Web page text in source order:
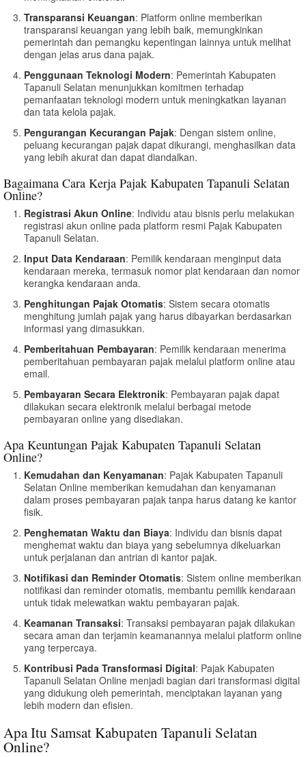
Transparansi Keuangan: Platform online memberikan
transparansi keuangan yang lebih baik, memungkinkan
pemerintah dan pemangku kepentingan lainnya untuk melihat
dengan jelas arus dana pajak.
Penggunaan Teknologi Modern: Pemerintah Kabupaten
Tapanuli Selatan menunjukkan komitmen terhadap
pemanfaatan teknologi modern untuk meningkatkan layanan
dan tata kelola pajak.
Pengurangan Kecurangan Pajak: Dengan sistem online,
peluang kecurangan pajak dapat dikurangi, menghasilkan data
yang lebih akurat dan dapat diandalkan.
Bagaimana Cara Kerja Pajak Kabupaten Tapanuli Selatan
Online?
Registrasi Akun Online: Individu atau bisnis perlu melakukan
registrasi akun online pada platform resmi Pajak Kabupaten
Tapanuli Selatan.
Input Data Kendaraan: Pemilik kendaraan menginput data
kendaraan mereka, termasuk nomor plat kendaraan dan nomor
kerangka kendaraan anda.
Penghitungan Pajak Otomatis: Sistem secara otomatis
menghitung jumlah pajak yang harus dibayarkan berdasarkan
informasi yang dimasukkan.
Pemberitahuan Pembayaran: Pemilik kendaraan menerima
pemberitahuan pembayaran pajak melalui platform online atau
email.
Pembayaran Secara Elektronik: Pembayaran pajak dapat
dilakukan secara elektronik melalui berbagai metode
pembayaran online yang disediakan.
Apa Keuntungan Pajak Kabupaten Tapanuli Selatan
Online?
Kemudahan dan Kenyamanan: Pajak Kabupaten Tapanuli
Selatan Online memberikan kemudahan dan kenyamanan
dalam proses pembayaran pajak tanpa harus datang ke kantor
fisik.
Penghematan Waktu dan Biaya: Individu dan bisnis dapat
menghemat waktu dan biaya yang sebelumnya dikeluarkan
untuk perjalanan dan antrian di kantor pajak.
Notifikasi dan Reminder Otomatis: Sistem online memberikan
notifikasi dan reminder otomatis, membantu pemilik kendaraan
untuk tidak melewatkan waktu pembayaran pajak.
Keamanan Transaksi: Transaksi pembayaran pajak dilakukan
secara aman dan terjamin keamanannya melalui platform online
yang terpercaya.
Kontribusi Pada Transformasi Digital: Pajak Kabupaten
Tapanuli Selatan Online menjadi bagian dari transformasi digital
yang didukung oleh pemerintah, menciptakan layanan yang
lebih modern dan efisien.
Apa Itu Samsat Kabupaten Tapanuli Selatan
Online?